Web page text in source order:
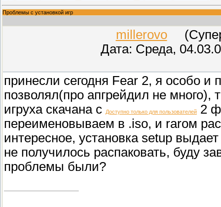
Проблемы с установкой игр
millerovo
Дата: Среда,
принесли сегодня Fear 2, я особо и
позволял(про апгрейдил не много),
игруха скачана с
Доступно только для пользователей
2
переименовываем в .iso, и rarом
интересное, установка setup
не получилось распаковать, буду
проблемы были?